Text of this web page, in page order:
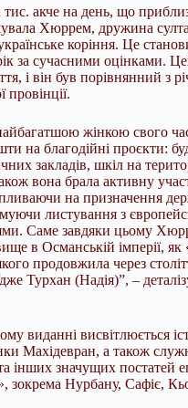
акче на день, що
Хюррем, дружина
коріння. Це
за сучасними оцінками.
і він був порівнянний з
провінції.
жінкою свого
на благодійні проєкти:
закладів, шкіл на
вона брала активну
на призначення
листування з
Саме завдяки цьому
в Османській імперії,
продовжила через
Турхан (Надія)”, –
виданні висвітлюється
Махідевран, а також
інших значущих постатей
зокрема Нурбану, Сафіє,